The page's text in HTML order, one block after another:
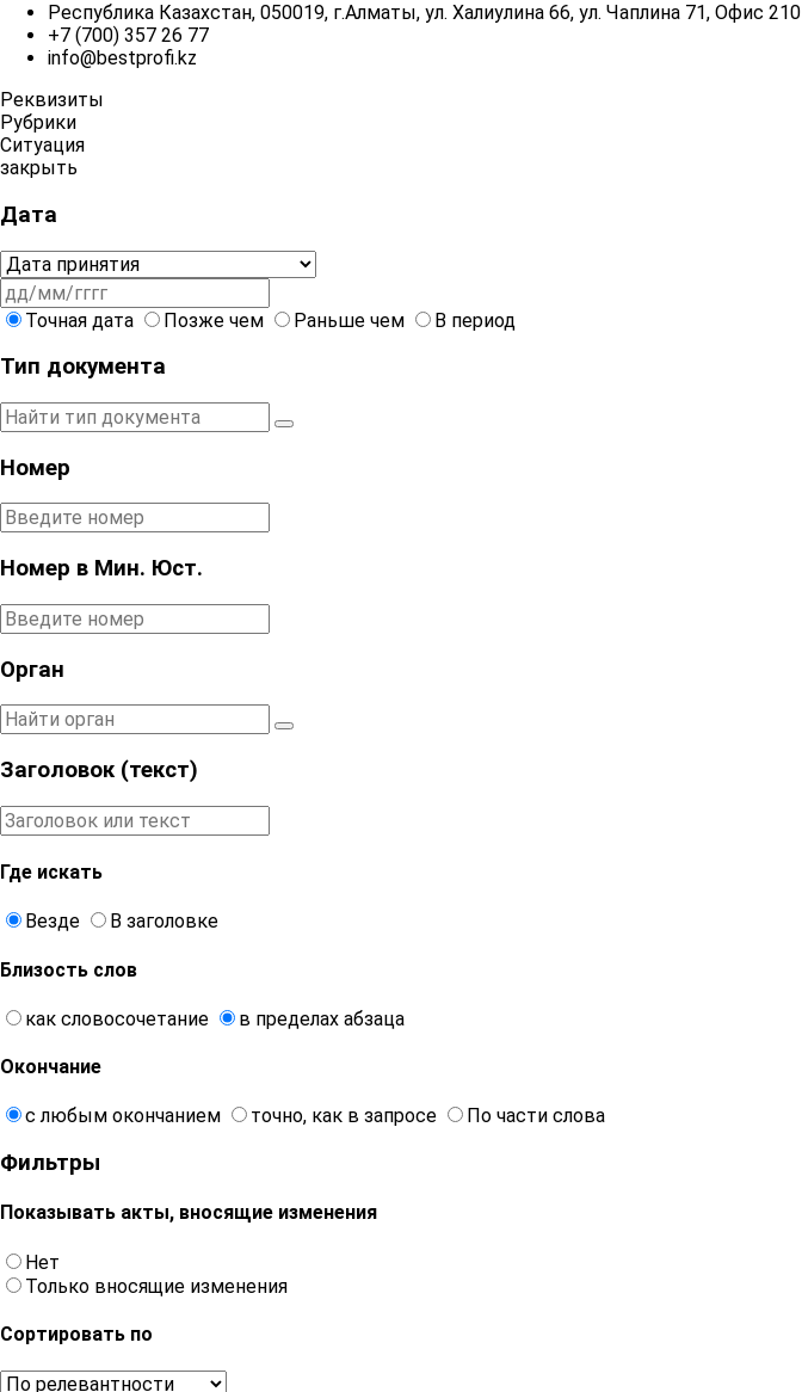
Республика Казахстан, 050019, г.Алматы, ул. Халиулина 66, ул. Чаплина 71, Офис 210
+7 (700) 357 26 77
info@bestprofi.kz
Реквизиты
Рубрики
Ситуация
закрыть
Дата
Точная дата Позже чем Раньше чем В период
Тип документа
Номер
Номер в Мин. Юст.
Орган
Заголовок (текст)
Где искать
Везде В заголовке
Близость слов
как словосочетание в пределах абзаца
Окончание
с любым окончанием точно, как в запросе По части слова
Фильтры
Показывать акты, вносящие изменения
Нет
Только вносящие изменения
Сортировать по